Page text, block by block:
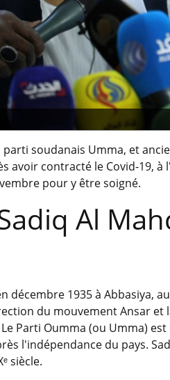
parti soudanais Umma, et
avoir contracté le Covid-19,
pour y être soigné.
Al
décembre 1935 à Abbasiya,
du mouvement Ansar
Parti Oumma (ou Umma)
l'indépendance du pays.
siècle.